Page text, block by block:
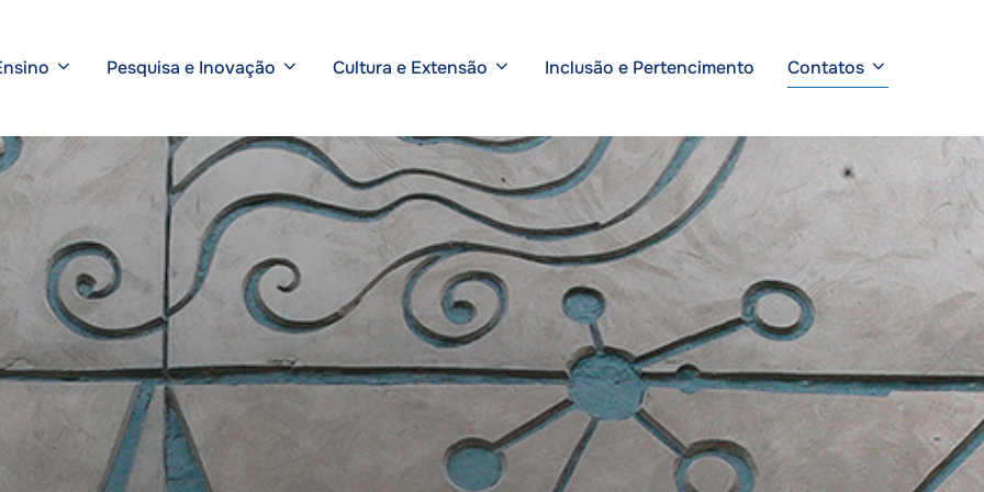
Pesquisa e Inovação Cultura e Extensão Inclusão e Pertencimento Contatos